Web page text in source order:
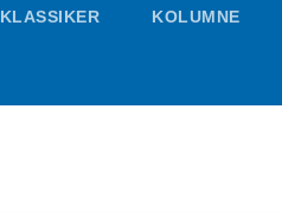
KLASSIKER KOLUMNE